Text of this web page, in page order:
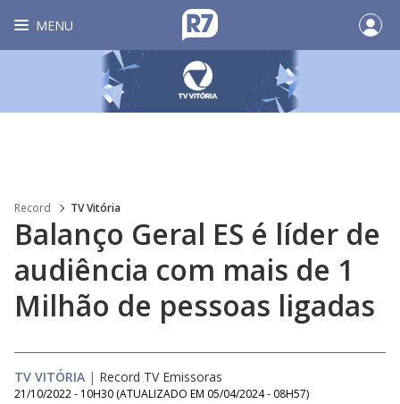
MENU
Record TV Vitória
Balanço Geral ES é líder de
audiência com mais de 1
Milhão de pessoas ligadas
TV VITÓRIA | Record TV Emissoras
21/10/2022 - 10H30 (ATUALIZADO EM 05/04/2024 - 08H57)